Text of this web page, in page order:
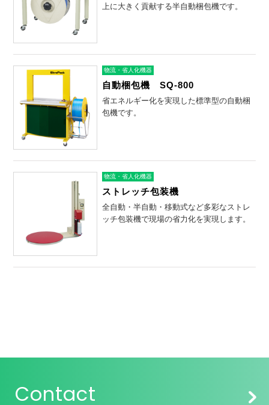
上に大きく貢献する半自動梱包機です。
物流・省人化機器
自動梱包機 SQ-800
省エネルギー化を実現した標準型の自動梱
包機です。
物流・省人化機器
ストレッチ包装機
全自動・半自動・移動式など多彩なストレ
ッチ包装機で現場の省力化を実現します。
Contact